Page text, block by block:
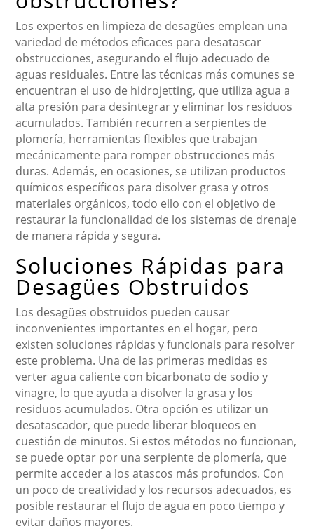
Los expertos en limpieza de desagües emplean una
variedad de métodos eficaces para desatascar
obstrucciones, asegurando el flujo adecuado de
aguas residuales. Entre las técnicas más comunes se
encuentran el uso de hidrojetting, que utiliza agua a
alta presión para desintegrar y eliminar los residuos
acumulados. También recurren a serpientes de
plomería, herramientas flexibles que trabajan
mecánicamente para romper obstrucciones más
duras. Además, en ocasiones, se utilizan productos
químicos específicos para disolver grasa y otros
materiales orgánicos, todo ello con el objetivo de
restaurar la funcionalidad de los sistemas de drenaje
de manera rápida y segura.
Soluciones Rápidas para
Desagües Obstruidos
Los desagües obstruidos pueden causar
inconvenientes importantes en el hogar, pero
existen soluciones rápidas y funcionals para resolver
este problema. Una de las primeras medidas es
verter agua caliente con bicarbonato de sodio y
vinagre, lo que ayuda a disolver la grasa y los
residuos acumulados. Otra opción es utilizar un
desatascador, que puede liberar bloqueos en
cuestión de minutos. Si estos métodos no funcionan,
se puede optar por una serpiente de plomería, que
permite acceder a los atascos más profundos. Con
un poco de creatividad y los recursos adecuados, es
posible restaurar el flujo de agua en poco tiempo y
evitar daños mayores.